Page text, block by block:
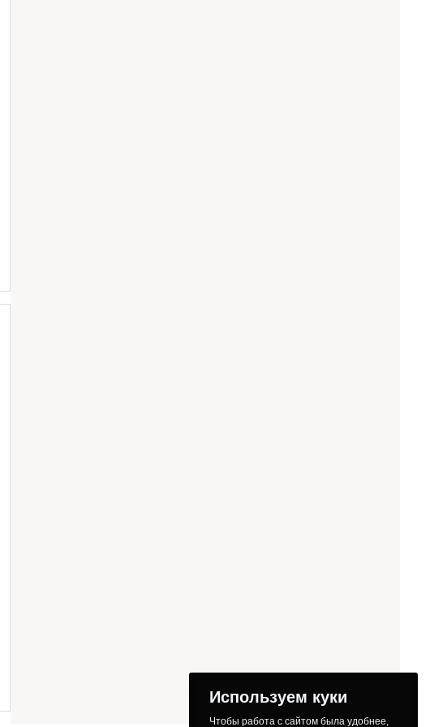
Используем куки
Чтобы работа с сайтом была удобнее,